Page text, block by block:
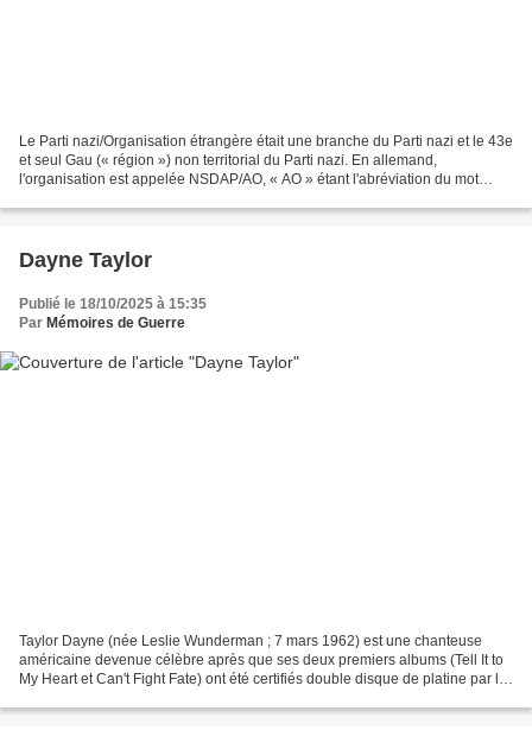
Le Parti nazi/Organisation étrangère était une branche du Parti nazi et le 43e
et seul Gau (« région ») non territorial du Parti nazi. En allemand,
l'organisation est appelée NSDAP/AO, « AO » étant l'abréviation du mot
Dayne Taylor
Publié le 18/10/2025 à 15:35
Par Mémoires de Guerre
Taylor Dayne (née Leslie Wunderman ; 7 mars 1962) est une chanteuse
américaine devenue célèbre après que ses deux premiers albums (Tell It to
My Heart et Can't Fight Fate) ont été certifiés double disque de platine par la